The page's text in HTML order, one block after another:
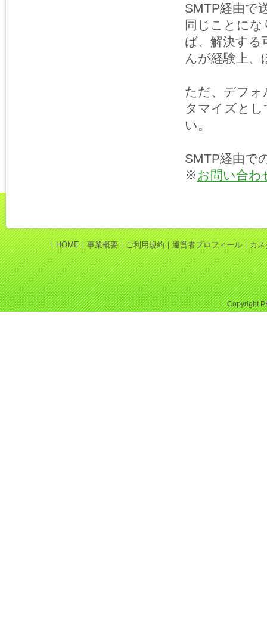
SMTP経由で
同じことに
ば、解決する
んが経験上、
ただ、デフ
タマイズと
い。
SMTP経由で
※お問い合わ
｜HOME｜事業概要｜ご利用規約｜運営者プロフィール｜カス
Copyright